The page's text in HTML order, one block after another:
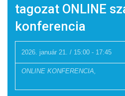
tagozat ONLINE
konferencia
2026. január 21. / 15:00 - 17:45
ONLINE KONFERENCIA,